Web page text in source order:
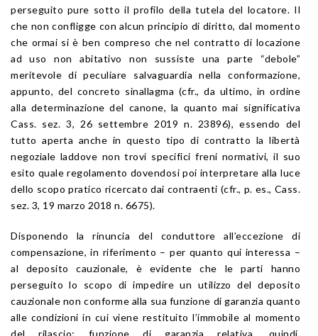
perseguito pure sotto il profilo della tutela del locatore. Il
che non confligge con alcun principio di diritto, dal momento
che ormai si è ben compreso che nel contratto di locazione
ad uso non abitativo non sussiste una parte “debole”
meritevole di peculiare salvaguardia nella conformazione,
appunto, del concreto sinallagma (cfr., da ultimo, in ordine
alla determinazione del canone, la quanto mai significativa
Cass. sez. 3, 26 settembre 2019 n. 23896), essendo del
tutto aperta anche in questo tipo di contratto la libertà
negoziale laddove non trovi specifici freni normativi, il suo
esito quale regolamento dovendosi poi interpretare alla luce
dello scopo pratico ricercato dai contraenti (cfr., p. es., Cass.
sez. 3, 19 marzo 2018 n. 6675).
Disponendo la rinuncia del conduttore all’eccezione di
compensazione, in riferimento – per quanto qui interessa –
al deposito cauzionale, è evidente che le parti hanno
perseguito lo scopo di impedire un utilizzo del deposito
cauzionale non conforme alla sua funzione di garanzia quanto
alle condizioni in cui viene restituito l’immobile al momento
del rilascio: funzione di garanzia relativa, quindi,